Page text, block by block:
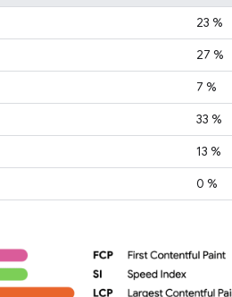
23 %
27 %
7 %
33 %
13 %
0 %